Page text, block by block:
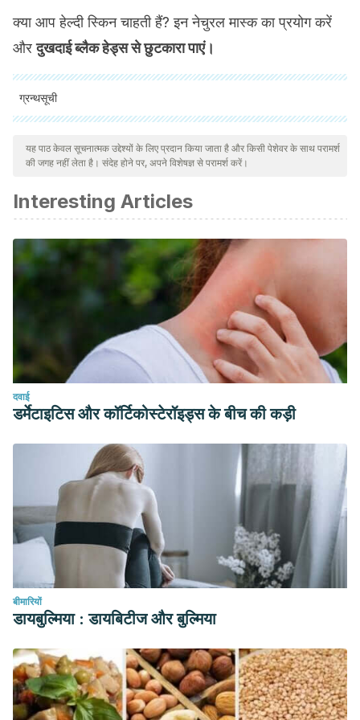
क्या आप हेल्दी स्किन चाहती हैं? इन नेचुरल मास्क का प्रयोग करें
औरदुखदाई ब्लैक हेड्स से छुटकारा पाएं।
ग्रन्थसूची
effects upon human health. A review. Applied Clay Science.
(http://www.sciencedirect.com/science/article/pii/
López-Sobaler, Ana M., Aparicio Vizuete, Aránzazu, &
Ortega, Rosa M.. (2017). Papel del huevo en la dieta de
deportistas y personas físicamente activas. Nutrición
Hospitalaria, 34(Supl. 4), 31-
35. https://dx.doi.org/10.20960/nh.1568
Rodríguez Domínguez, Ileana, Santana Gutiérrez, Odalis,
Recio López, Orlando, & Fuentes Naranjo, Marilín. (2006).
Beneficios del Aloe Vera l. (sábila) en las afecciones de la
piel. Revista Cubana de Enfermería, 22(3) Recuperado en
18 de junio de 2020, de http://scielo.sld.cu/scielo.php?
script=sci_arttext&pid=S0864-
03192006000300004&lng=es&tlng=pt.
Navarro-González, Inmaculada, & Periago, María Jesús.
(2016). El tomate, ¿alimento saludable y/o
funcional?. Revista Española de Nutrición Humana y
Dietética, 20(4), 323-
335. https://dx.doi.org/10.14306/renhyd.20.4.208
Zague, V. A new view concerning the effects of collagen
hydrolysate intake on skin properties. Arch Dermatol
Res 300, 479–483 (2008). https://doi.org/10.1007/s00403-
008-0888-4
Burlando, B. and Cornara, L. (2013), Honey in dermatology
and skin care: a review. J Cosmet Dermatol, 12: 306-313.
यह पाठ केवल सूचनात्मक उद्देश्यों के लिए प्रदान किया जाता है और किसी पेशेवर के साथ परामर्श
की जगह नहीं लेता है। संदेह होने पर, अपने विशेषज्ञ से परामर्श करें।
Interesting Articles
दवाई
डर्मेटाइटिस और कॉर्टिकोस्टेरॉइड्स के बीच की कड़ी
बीमारियों
डायबुल्मिया : डायबिटीज और बुल्मिया